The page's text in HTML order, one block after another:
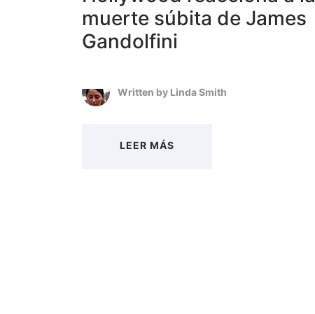
muerte súbita de James
Gandolfini
Written by Linda Smith
LEER MÁS